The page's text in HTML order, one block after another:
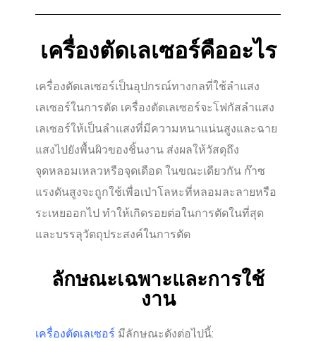
เครื่องตัดเลเซอร์คืออะไร
เครื่องตัดเลเซอร์เป็นอุปกรณ์ทางกลที่ใช้ลำแสง
เลเซอร์ในการตัด เครื่องตัดเลเซอร์จะโฟกัสลำแสง
เลเซอร์ให้เป็นลำแสงที่มีความหนาแน่นสูงและฉาย
แสงไปยังพื้นผิวของชิ้นงาน ส่งผลให้วัสดุถึง
จุดหลอมเหลวหรือจุดเดือด ในขณะเดียวกัน ก๊าซ
แรงดันสูงจะถูกใช้เพื่อเป่าโลหะที่หลอมละลายหรือ
ระเหยออกไป ทำให้เกิดรอยต่อในการตัดในที่สุด
และบรรลุวัตถุประสงค์ในการตัด
ลักษณะเฉพาะและการใช้
งาน
เครื่องตัดเลเซอร์ มีลักษณะดังต่อไปนี้: